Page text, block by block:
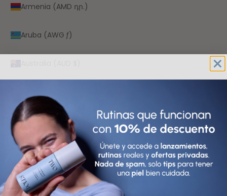
Armenia (AMD դր.)
Aruba (AWG ƒ)
Azerbaiyán (AZN ₼)
Bahamas (BSD $)
Bangladés (BDT ৳)